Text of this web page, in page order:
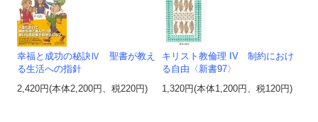
幸福と成功の秘訣Ⅳ 聖書が教え
る生活への指針
2,420円(本体2,200円、税220円)
キリスト教倫理 IV 制約におけ
る自由〈新書97〉
1,320円(本体1,200円、税120円)